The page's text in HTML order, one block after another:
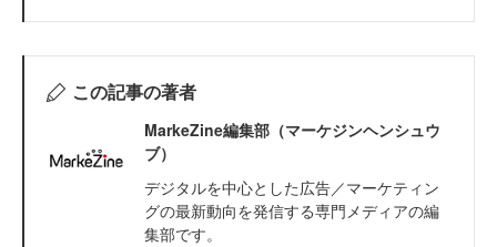
この記事の著者
MarkeZine編集部（マーケジンヘンシュウ
ブ）
デジタルを中心とした広告／マーケティン
グの最新動向を発信する専門メディアの編
集部です。